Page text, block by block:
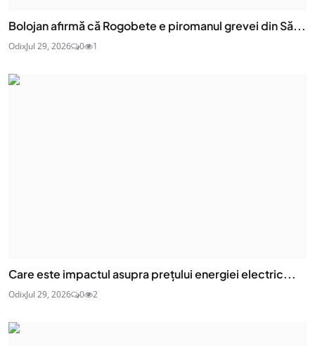
Bolojan afirmă că Rogobete e piromanul grevei din Să...
OdixJul 29, 2026 0 1
Care este impactul asupra prețului energiei electric...
OdixJul 29, 2026 0 2